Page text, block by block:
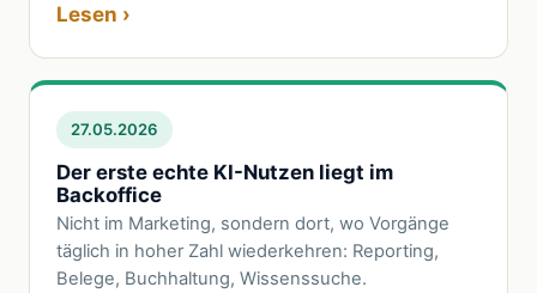
Lesen ›
27.05.2026
Der erste echte KI-Nutzen liegt im
Backoffice
Nicht im Marketing, sondern dort, wo Vorgänge
täglich in hoher Zahl wiederkehren: Reporting,
Belege, Buchhaltung, Wissenssuche.